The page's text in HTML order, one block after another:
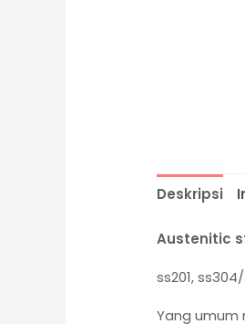
Deskripsi
Austenitic
ss201,
Yang umum